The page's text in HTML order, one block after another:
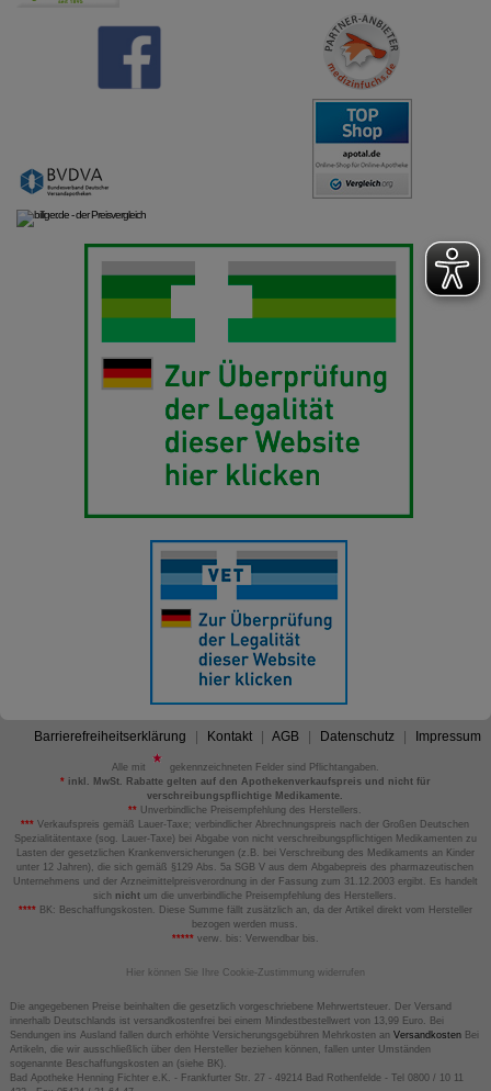
Barrierefreiheitserklärung Kontakt AGB Datenschutz Impressum
Alle mit
gekennzeichneten Felder sind Pflichtangaben.
*inkl. MwSt. Rabatte gelten auf den Apothekenverkaufspreis und nicht für
verschreibungspflichtige Medikamente.
** Unverbindliche Preisempfehlung des Herstellers.
*** Verkaufspreis gemäß Lauer-Taxe; verbindlicher Abrechnungspreis nach der Großen Deutschen
Spezialitätentaxe (sog. Lauer-Taxe) bei Abgabe von nicht verschreibungspflichtigen Medikamenten zu
Lasten der gesetzlichen Krankenversicherungen (z.B. bei Verschreibung des Medikaments an Kinder
unter 12 Jahren), die sich gemäß §129 Abs. 5a SGB V aus dem Abgabepreis des pharmazeutischen
Unternehmens und der Arzneimittelpreisverordnung in der Fassung zum 31.12.2003 ergibt. Es handelt
sich nicht um die unverbindliche Preisempfehlung des Herstellers.
****BK: Beschaffungskosten. Diese Summe fällt zusätzlich an, da der Artikel direkt vom Hersteller
bezogen werden muss.
*****verw. bis: Verwendbar bis.
Hier können Sie Ihre Cookie-Zustimmung widerrufen
Die angegebenen Preise beinhalten die gesetzlich vorgeschriebene Mehrwertsteuer. Der Versand
innerhalb Deutschlands ist versandkostenfrei bei einem Mindestbestellwert von 13,99 Euro. Bei
Sendungen ins Ausland fallen durch erhöhte Versicherungsgebühren Mehrkosten an VersandkostenBei
Artikeln, die wir ausschließlich über den Hersteller beziehen können, fallen unter Umständen
sogenannte Beschaffungskosten an (siehe BK).
Bad Apotheke Henning Fichter e.K. - Frankfurter Str. 27 - 49214 Bad Rothenfelde - Tel 0800 / 10 11